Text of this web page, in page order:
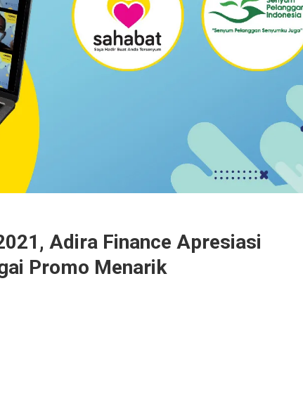
Adira Finance Apresiasi
Promo Menarik